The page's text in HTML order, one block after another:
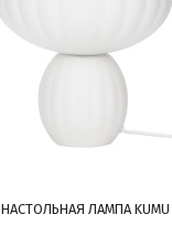
НАСТОЛЬНАЯ ЛАМПА KUMU